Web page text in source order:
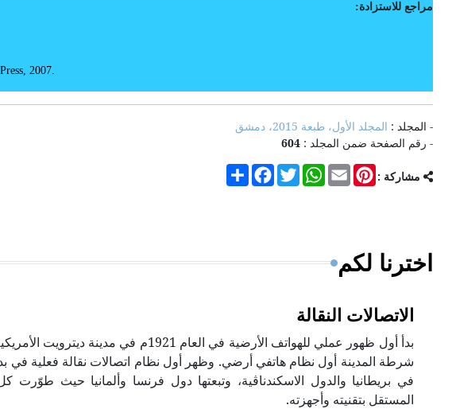
مراجع للاستزادة:
2007.
- المجلد : المجلد الأول، طبعة 2015، دمشق
- رقم الصفحة ضمن المجلد : 604
مشاركة : Share
FacebookTwitter
WhatsAppEmail
Pinterest
اخترنا لكم
الاتصالات النقالة
بدأ أول ظهور عملي للهواتف الأرضية في العام 1921م في
شرطة المدينة أول نظام هاتفي أرضي. وظهر أول نظام اتصالات نقالة فعلية في
في بريطانيا والدول الاسكندناڤية، وتبعتها دول فرنسا وألمانيا حيث طوّرت
المستقل بتقنيته وأجهزته.